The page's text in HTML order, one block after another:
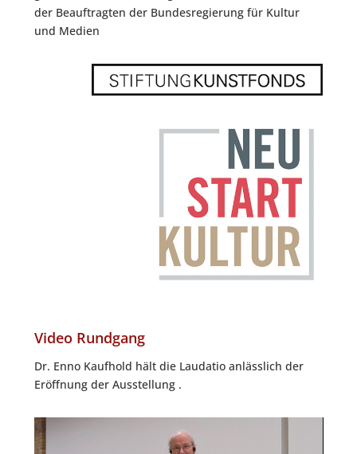
der Beauf­trag­ten der Bun­des­re­gie­rung für Kul­tur
und Medien
Video Rundgang
Dr. Enno Kauf­hold hält die Lau­da­tio anläss­lich der
Eröff­nung der Ausstellung .